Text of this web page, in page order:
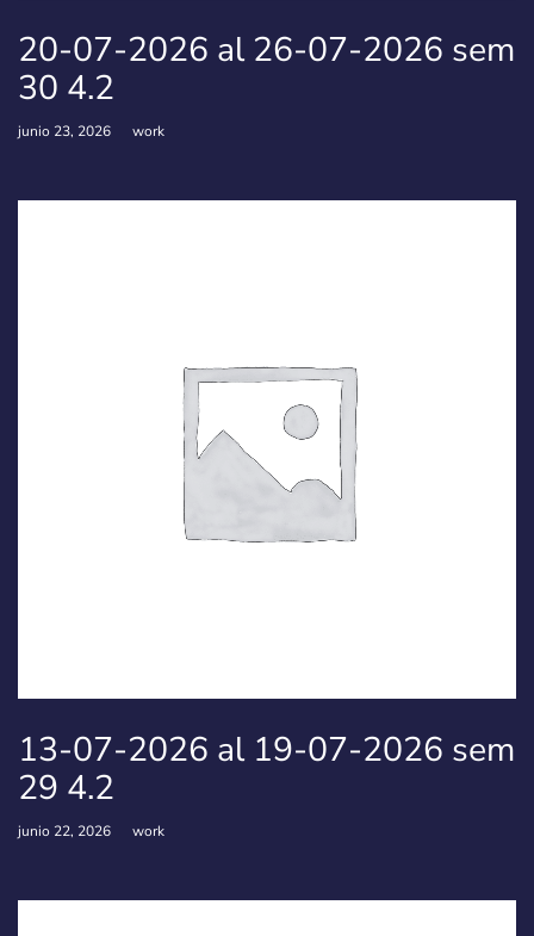
20-07-2026 al 26-07-2026 sem
30 4.2
junio 23, 2026 work
13-07-2026 al 19-07-2026 sem
29 4.2
junio 22, 2026 work